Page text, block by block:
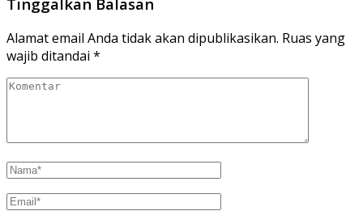
Alamat email Anda tidak akan dipublikasikan. Ruas yang
wajib ditandai *